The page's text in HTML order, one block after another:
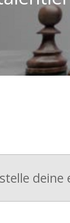
deine